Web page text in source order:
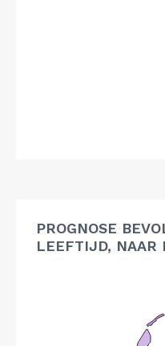
PROGNOSE
LEEFTIJD, NAAR